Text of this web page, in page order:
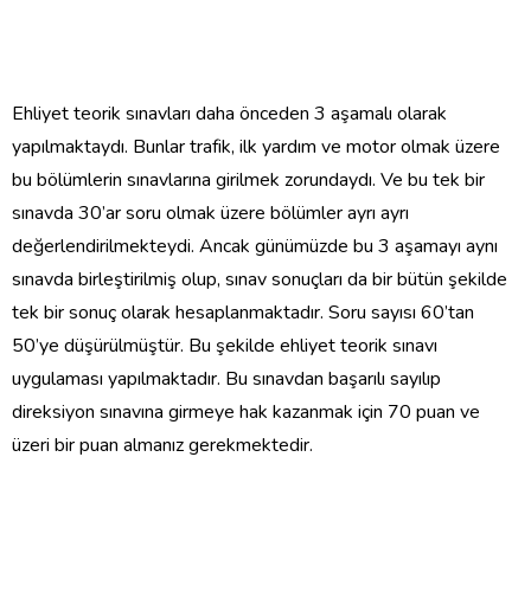
Ehliyet teorik sınavları daha önceden 3 aşamalı olarak
yapılmaktaydı. Bunlar trafik, ilk yardım ve motor olmak üzere
bu bölümlerin sınavlarına girilmek zorundaydı. Ve bu tek bir
sınavda 30’ar soru olmak üzere bölümler ayrı ayrı
değerlendirilmekteydi. Ancak günümüzde bu 3 aşamayı aynı
sınavda birleştirilmiş olup, sınav sonuçları da bir bütün şekilde
tek bir sonuç olarak hesaplanmaktadır. Soru sayısı 60’tan
50’ye düşürülmüştür. Bu şekilde ehliyet teorik sınavı
uygulaması yapılmaktadır. Bu sınavdan başarılı sayılıp
direksiyon sınavına girmeye hak kazanmak için 70 puan ve
üzeri bir puan almanız gerekmektedir.